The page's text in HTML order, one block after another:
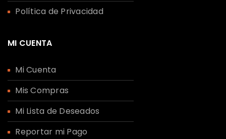
Política de Privacidad
MI CUENTA
Mi Cuenta
Mis Compras
Mi Lista de Deseados
Reportar mi Pago